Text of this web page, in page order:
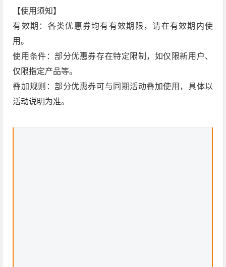
【使用须知】
有效期：各类优惠券均有有效期限，请在有效期内使
用。
使用条件：部分优惠券存在特定限制，如仅限新用户、
仅限指定产品等。
叠加规则：部分优惠券可与同期活动叠加使用，具体以
活动说明为准。